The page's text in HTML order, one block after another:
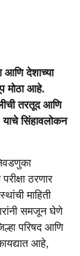
आणि देशाच्या
मोठा आहे.
तरतूद आणि
सिंहावलोकन
ठरणार
माहिती
समजून घेणे
परिषद आणि
आहे,